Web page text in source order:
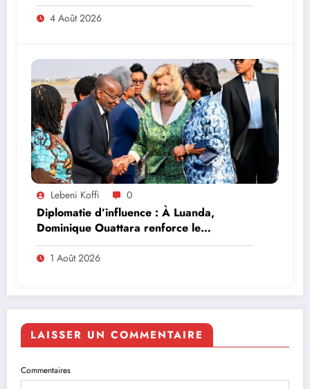
4 Août 2026
Lebeni Koffi 0
Diplomatie d’influence : À Luanda,
Dominique Ouattara renforce le
leadership solidaire de la Côte d’Ivoire en
Afrique
1 Août 2026
LAISSER UN COMMENTAIRE
Commentaires